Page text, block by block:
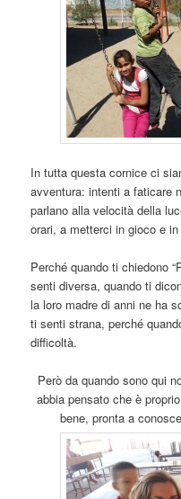
In tutta questa cornice ci
avventura: intenti a faticare
parlano alla velocità della
orari, a metterci in gioco e
Perché quando ti chiedono
senti diversa, quando ti
la loro madre di anni ne ha
ti senti strana, perché
difficoltà.
Però da quando sono qui
abbia pensato che è
bene, pronta a